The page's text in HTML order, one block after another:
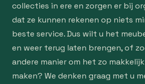
collecties in ere en zorgen er bij
dat ze kunnen rekenen op niets
beste service. Dus wilt u het
en weer terug laten brengen, of
andere manier om het zo
maken? We denken graag met u